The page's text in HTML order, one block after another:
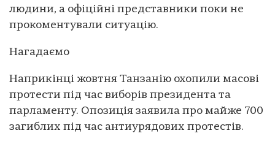
людини, а офіційні представники поки не
прокоментували ситуацію.
Нагадаємо
Наприкінці жовтня Танзанію охопили масові
протести під час виборів президента та
парламенту. Опозиція заявила про майже 700
загиблих під час антиурядових протестів.